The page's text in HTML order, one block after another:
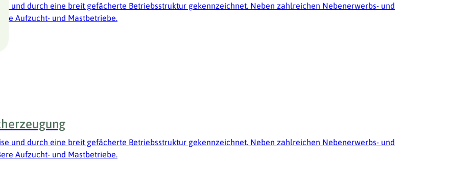
und durch eine breit gefächerte Betriebsstruktur gekennzeichnet. Neben zahlreichen Nebenerwerbs- und
Aufzucht- und Mastbetriebe.
und durch eine breit gefächerte Betriebsstruktur gekennzeichnet. Neben zahlreichen Nebenerwerbs- und
Aufzucht- und Mastbetriebe.